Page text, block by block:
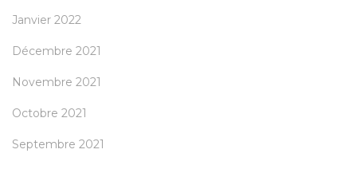
Janvier 2022
Décembre 2021
Novembre 2021
Octobre 2021
Septembre 2021